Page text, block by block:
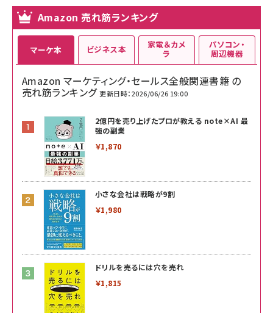
Amazon 売れ筋ランキング
マーケ本
Amazon マーケティング・セールス全般関連書籍 の
売れ筋ランキング 更新日時：2026/06/26 19:00
2億円を売り上げたプロが教える note×AI 最
強の副業
￥1,870
小さな会社は戦略が9割
￥1,980
ドリルを売るには穴を売れ
￥1,815
ビジネス本 家電＆カメ
ラ
パソコン・
周辺機器